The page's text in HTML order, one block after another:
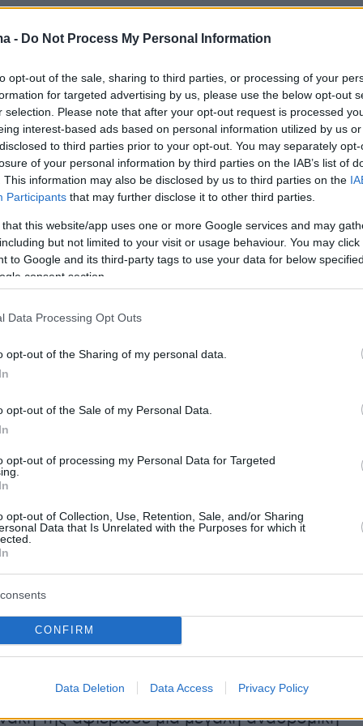
- Do Not Process My Personal Information
opt-out of the sale, sharing to third parties, or processing of your
for targeted advertising by us, please use the below opt-out
selection. Please note that after your opt-out request is processed
interest-based ads based on personal information utilized by us
to third parties prior to your opt-out. You may separately
of your personal information by third parties on the IAB’s list of
This information may also be disclosed by us to third parties on the
Participants that may further disclose it to other third parties.
that this website/app uses one or more Google services and may
but not limited to your visit or usage behaviour. You may
to Google and its third-party tags to use your data for below
consent section.
Data Processing Opt Outs
opt-out of the Sharing of my personal data.
opt-out of the Sale of my Personal Data.
opt-out of processing my Personal Data for Targeted
opt-out of Collection, Use, Retention, Sale, and/or Sharing
Data that Is Unrelated with the Purposes for which it
CONFIRM
Data Deletion Data Access Privacy Policy
μελά παρουσίασε τα έργα της σε
ενώ μετείχε και σε διεθνείς
στο ελληνικό κοινό είναι οι υπαίθριες
Στέφανου Δραγούμη (Ζάπειο), του Γ.
(Αθήνα, ΕΤΕ), του Παύλου Μελά
της Μπουμπουλίνας (Σπέτσες).
Μελά
1923, η Ναταλία Μελά μεγάλωσε σε
περιβάλλον με ιστορικές ρίζες. Είναι εγγονή
της ήταν ο Μιχαήλ Μελάς και η
του Ιωάννη Πεσμαζόγλου, ιδρυτή της
με το Γεώργιο Σταύρου. Η γιαγιά της, από
της, προερχόταν από το γένος
της Κατοχής, πέρασε από το ΚΚΕ, απ'
μετά τον θάνατο του Κίτσου Μαλτέζου που
Στον φιλικό της κύκλο
ο Γιάννης Μόραλης. Παντρεύτηκε με τον
Κωνσταντινίδη το 1952.
Μετά από πολλές διακρίσεις, το 2008
της αφιέρωσε μια μεγάλη αναδρομική